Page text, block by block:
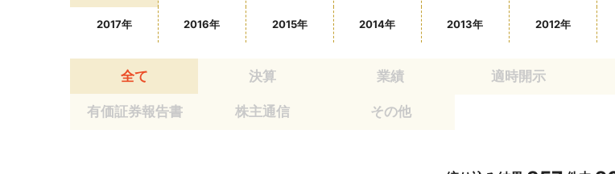
2017年 2016年 2015年 2014年 2013年 2012年
全て 決算 業績 適時開示
有価証券報告書 株主通信 その他